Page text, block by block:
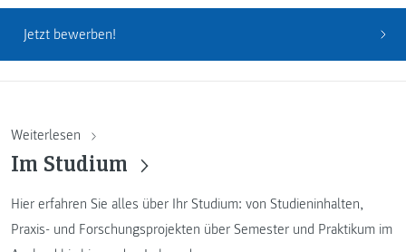
Jetzt bewerben!
Weiterlesen
Im Studium
Hier erfahren Sie alles über Ihr Studium: von Studieninhalten,
Praxis- und Forschungsprojekten über Semester und Praktikum im